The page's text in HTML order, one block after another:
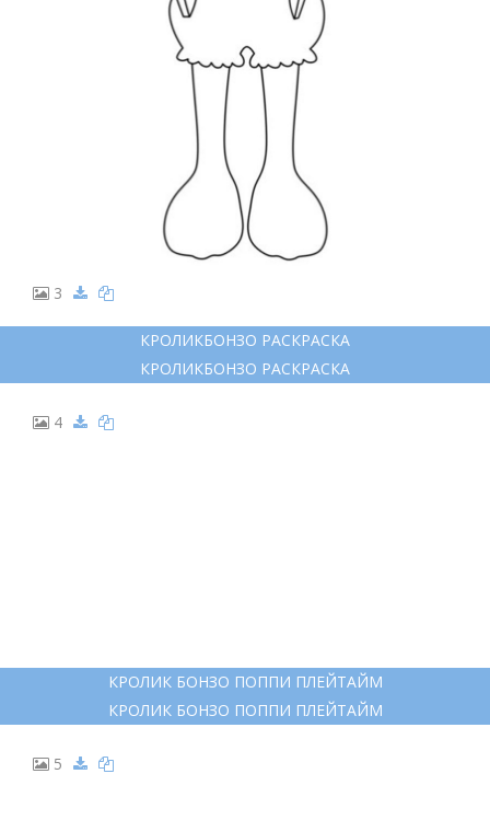
3
КРОЛИКБОНЗО РАСКРАСКА
КРОЛИКБОНЗО РАСКРАСКА
4
КРОЛИК БОНЗО ПОППИ ПЛЕЙТАЙМ
КРОЛИК БОНЗО ПОППИ ПЛЕЙТАЙМ
5